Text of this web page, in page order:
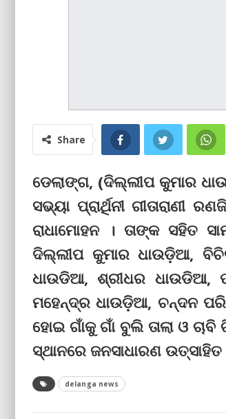
Share
ଡେଲାଙ୍ଗ, (ଦିଲ୍ଲୀପ କୁମାର
ସଭ୍ୟା ପ୍ରାର୍ଥିନୀ
ରାଧାମୋହନ । ତାଙ୍କ ସହିତ
ଦିଲ୍ଲୀପ କୁମାର ଧାଉଡ଼ିଆ,
ଧାଉଡିଆ, ଶ୍ରୀଧର ଧାଉଡିଆ,
ମହେନ୍ଦ୍ର ଧାଉଡ଼ିଆ, ଚନ୍ଦନ
ହୋଇ ଗାଁକୁ ଗାଁ ବୁଲି ତାଲା ଓ
ସ୍ଥାନରେ ଜନସାଧାରଣ
delanga news